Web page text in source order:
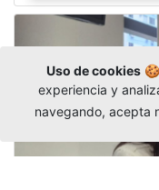
Uso de cookies🍪
experiencia y
navegando, acepta